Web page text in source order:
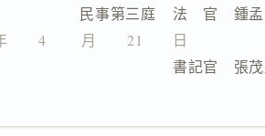
民事第三庭    法　官　鍾
　4 　　月　　21　　日
書記官　張